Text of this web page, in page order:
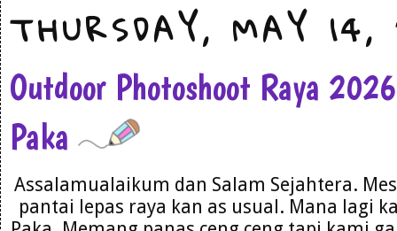
THURSDAY, MAY
Outdoor Photoshoot Raya
Paka
Assalamualaikum dan Salam Sejahtera.
pantai lepas raya kan as usual. Mana lagi